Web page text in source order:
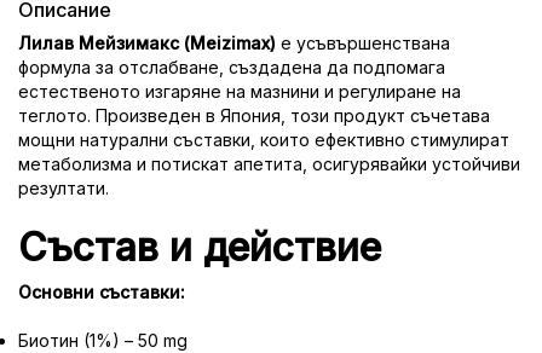
Описание
Лилав Мейзимакс (Meizimax) е усъвършенствана
формула за отслабване, създадена да подпомага
естественото изгаряне на мазнини и регулиране на
теглото. Произведен в Япония, този продукт съчетава
мощни натурални съставки, които ефективно стимулират
метаболизма и потискат апетита, осигурявайки устойчиви
резултати.
Състав и действие
Основни съставки:
Биотин (1%) – 50 mg